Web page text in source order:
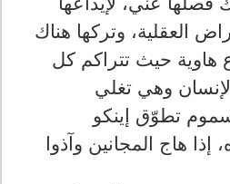
العقلية، وتركها هناك
هاوية حيث تتراكم كل
وهي تغلي
تطوّق إينكو
إذا هاج المجانين وآذوا